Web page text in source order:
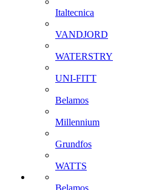
Italtecnica
VANDJORD
WATERSTRY
UNI-FITT
Belamos
Millennium
Grundfos
WATTS
Belamos